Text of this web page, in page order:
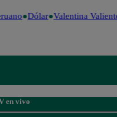
Dólar Valentina Valiente
en vivo